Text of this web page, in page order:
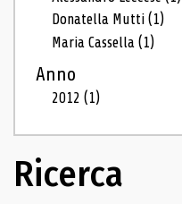
Donatella Mutti(1)
Maria Cassella(1)
Anno
2012(1)
Ricerca